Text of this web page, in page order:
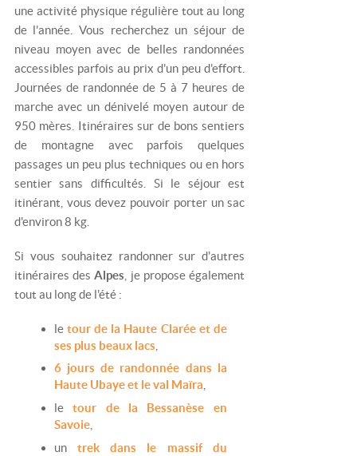
une activité physique régulière tout au long
de l'année. Vous recherchez un séjour de
niveau moyen avec de belles randonnées
accessibles parfois au prix d'un peu d'effort.
Journées de randonnée de 5 à 7 heures de
marche avec un dénivelé moyen autour de
950 mères. Itinéraires sur de bons sentiers
de montagne avec parfois quelques
passages un peu plus techniques ou en hors
sentier sans difficultés. Si le séjour est
itinérant, vous devez pouvoir porter un sac
d'environ 8 kg.
Si vous souhaitez randonner sur d'autres
itinéraires desAlpes , je propose également
tout au long de l'été :
letour de la Haute Clarée et de
ses plus beaux lacs
6 jours de randonnée dans la
Haute Ubaye et le val Maïra
letour de la Bessanèse en
Savoie,
untrek dans le massif du